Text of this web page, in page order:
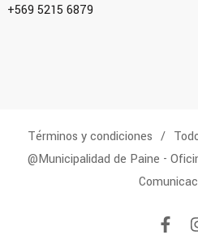
+569 5215 6879
Términos y condiciones
@Municipalidad de Paine -